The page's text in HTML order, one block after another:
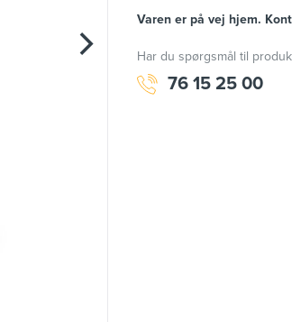
Varen er på vej hjem.
Har du spørgsmål til
76 15 25 00